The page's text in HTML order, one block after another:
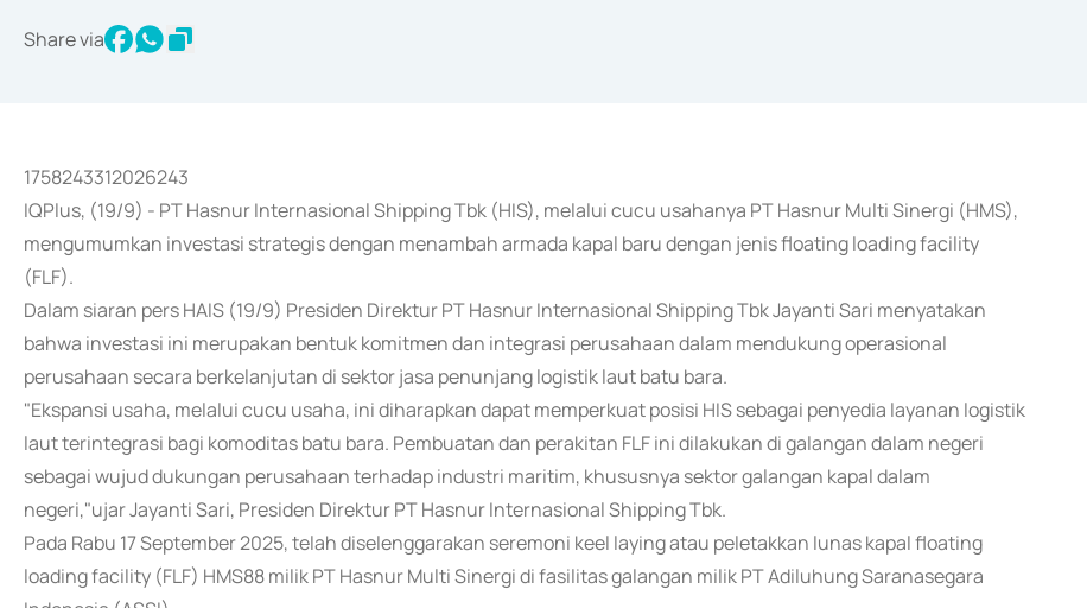
Share via
1758243312026243
IQPlus, (19/9) - PT Hasnur Internasional Shipping Tbk (HIS), melalui cucu usahanya PT Hasnur Multi Sinergi (HMS),
mengumumkan investasi strategis dengan menambah armada kapal baru dengan jenis floating loading facility
(FLF).
Dalam siaran pers HAIS (19/9) Presiden Direktur PT Hasnur Internasional Shipping Tbk Jayanti Sari menyatakan
bahwa investasi ini merupakan bentuk komitmen dan integrasi perusahaan dalam mendukung operasional
perusahaan secara berkelanjutan di sektor jasa penunjang logistik laut batu bara.
"Ekspansi usaha, melalui cucu usaha, ini diharapkan dapat memperkuat posisi HIS sebagai penyedia layanan logistik
laut terintegrasi bagi komoditas batu bara. Pembuatan dan perakitan FLF ini dilakukan di galangan dalam negeri
sebagai wujud dukungan perusahaan terhadap industri maritim, khususnya sektor galangan kapal dalam
negeri,"ujar Jayanti Sari, Presiden Direktur PT Hasnur Internasional Shipping Tbk.
Pada Rabu 17 September 2025, telah diselenggarakan seremoni keel laying atau peletakkan lunas kapal floating
loading facility (FLF) HMS88 milik PT Hasnur Multi Sinergi di fasilitas galangan milik PT Adiluhung Saranasegara